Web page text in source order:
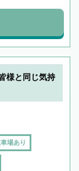
様と同じ気持
場あり